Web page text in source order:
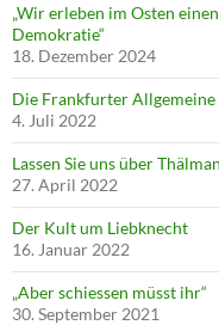
„Wir erleben im Osten
Demokratie“
18. Dezember 2024
Die Frankfurter
4. Juli 2022
Lassen Sie uns über
27. April 2022
Der Kult um Liebknecht
16. Januar 2022
„Aber schiessen müsst ihr“
30. September 2021